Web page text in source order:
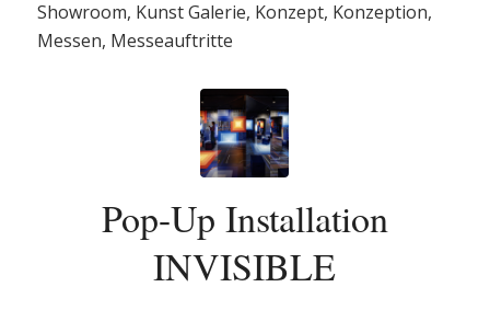
Showroom, Kunst Galerie, Konzept, Konzeption,
Messen, Messeauftritte
Pop-Up Installation
INVISIBLE